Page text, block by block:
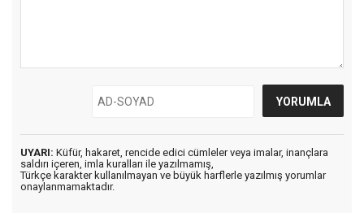
UYARI: Küfür, hakaret, rencide edici cümleler veya imalar, inançlara
saldırı içeren, imla kuralları ile yazılmamış,
Türkçe karakter kullanılmayan ve büyük harflerle yazılmış yorumlar
onaylanmamaktadır.